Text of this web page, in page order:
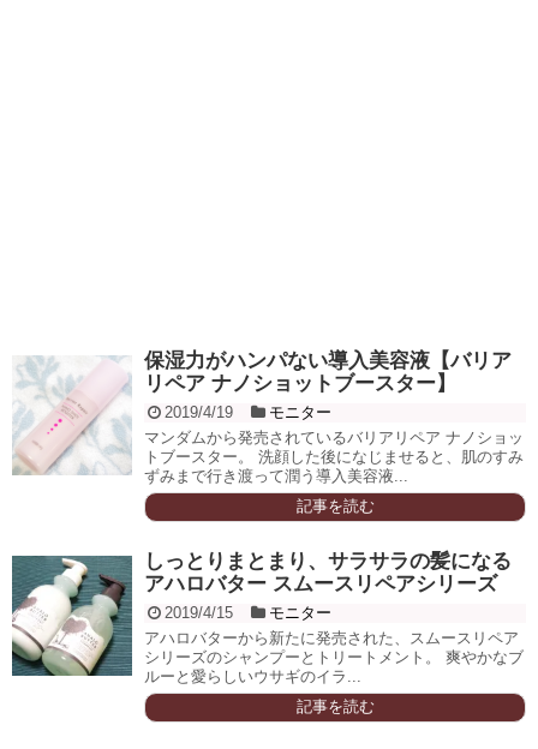
保湿力がハンパない導入美容液【バリア
リペア ナノショットブースター】
2019/4/19
モニター
マンダムから発売されているバリアリペア ナノショッ
トブースター。 洗顔した後になじませると、肌のすみ
ずみまで行き渡って潤う導入美容液...
記事を読む
しっとりまとまり、サラサラの髪になる
アハロバター スムースリペアシリーズ
2019/4/15
モニター
アハロバターから新たに発売された、スムースリペア
シリーズのシャンプーとトリートメント。 爽やかなブ
ルーと愛らしいウサギのイラ...
記事を読む